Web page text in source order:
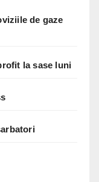
de gaze
la sase luni